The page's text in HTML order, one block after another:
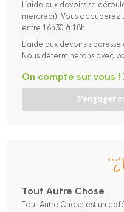
L’aide aux devoirs se
mercredi). Vous occuperez
entre 16h30 à 18h.
L’aide aux devoirs
Nous déterminerons avec
S'engager
On compte sur vous
Tout Autre Chose
Tout Autre Chose est un